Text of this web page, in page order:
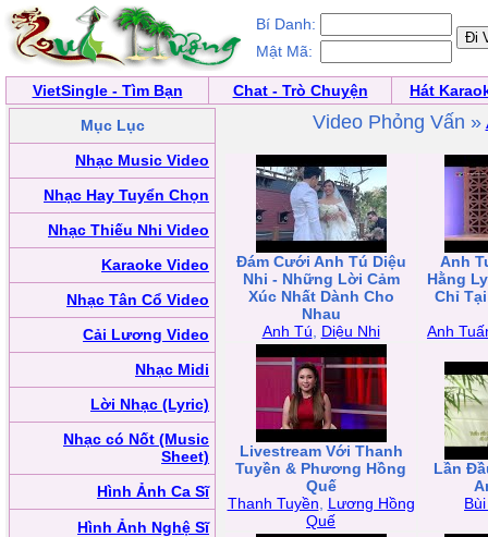
Bí Danh:
Mật Mã:
VietSingle - Tìm Bạn Chat - Trò Chuyện
Hát
Mục Lục
Nhạc Music Video
Nhạc Hay Tuyển Chọn
Nhạc Thiếu Nhi Video
Karaoke Video
Nhạc Tân Cổ Video
Cải Lương Video
Nhạc Midi
Lời Nhạc (Lyric)
Nhạc có Nốt (Music
Sheet)
Hình Ảnh Ca Sĩ
Hình Ảnh Nghệ Sĩ
Video Phỏng Vấn »
Đám Cưới Anh Tú Diệu
Nhi - Những Lời Cảm
Xúc Nhất Dành Cho
Nhau
Anh Tú
Diệu Nhi
Anh
Hằng
Chỉ
Anh
Livestream Với Thanh
Tuyền & Phương Hồng
Quế
Thanh Tuyền
Lương Hồng
Quế
Lần